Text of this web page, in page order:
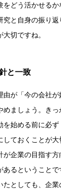
をどう活かせる
と自身の振り返
切ですね。
と一致
由が「今の会社
めましょう。き
を始める前に必
しておくことが
が企業の目指す
るということで
たとしても、企